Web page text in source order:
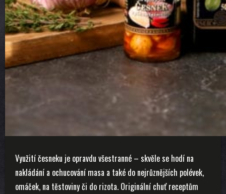
Využití česneku je opravdu všestranné – skvěle se hodí na
nakládání a ochucování masa a také do nejrůznějších polévek,
omáček, na těstoviny či do rizota. Originální chuť receptům